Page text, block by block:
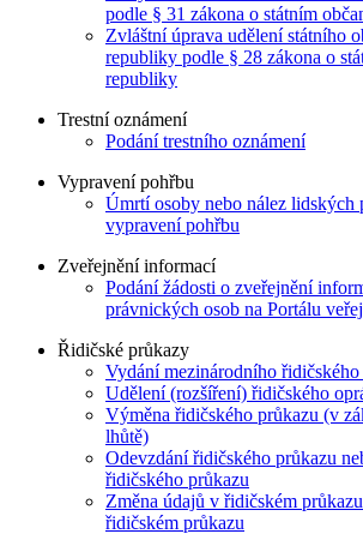
podle § 31 zákona o státním
Zvláštní úprava udělení státního
republiky podle § 28 zákona o
republiky
Trestní oznámení
Podání trestního oznámení
Vypravení pohřbu
Úmrtí osoby nebo nález lidských
vypravení pohřbu
Zveřejnění informací
Podání žádosti o zveřejnění
právnických osob na Portálu
Řidičské průkazy
Vydání mezinárodního řidičského
Udělení (rozšíření) řidičského
Výměna řidičského průkazu (v
lhůtě)
Odevzdání řidičského průkazu
řidičského průkazu
Změna údajů v řidičském
řidičském průkazu